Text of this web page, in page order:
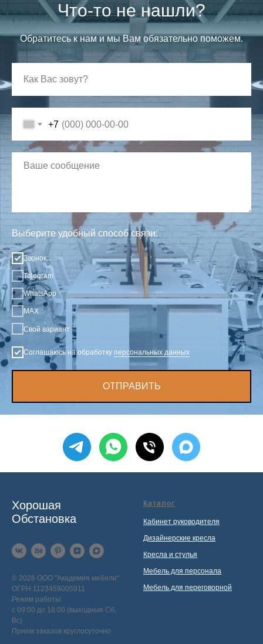
Что-то не нашли?
Обратитесь к нам и мы Вам обязательно поможем.
+7
Выберите удобный способ связи:
Звонок
Telegram
WhatsApp
MAX
Свой вариант
Соглашаюсь на обработку персональных данных
ОТПРАВИТЬ
Хорошая
Обстановка
© 2026 ООО "Академия мебели"
ОГРН 1123459005911
Режим работы:
с 09:00 до 18:00 (выходные Сб,
Вс)
Прием заказов круглосуточно
Каталог
Кабинет руководителя
Дизайнерские кресла
Кресла и стулья
Мебель для персонала
Мебель для переговорной